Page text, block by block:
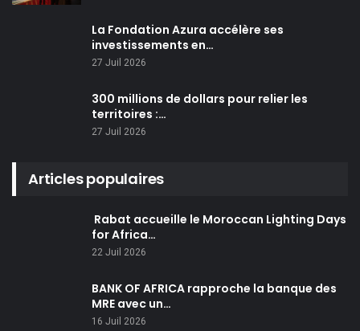
La Fondation Azura accélère ses
investissements en…
27 Juil 2026
300 millions de dollars pour relier les
territoires :…
27 Juil 2026
Articles populaires
Rabat accueille le Moroccan Lighting Days
for Africa…
22 Juil 2026
BANK OF AFRICA rapproche la banque des
MRE avec un…
16 Juil 2026